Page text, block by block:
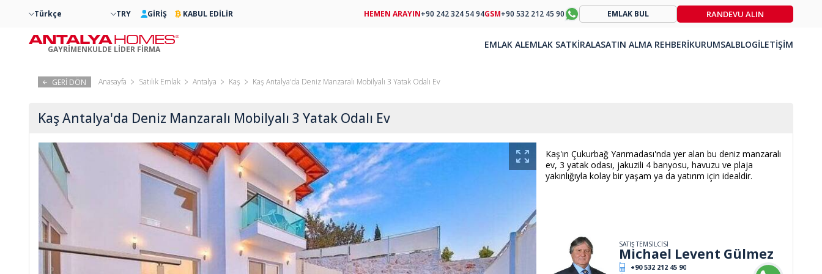
GERİ DÖN Anasayfa Satılık Emlak Antalya Kaş Kaş Antalya'da Deniz Manzaralı Mobilyalı 3 Yatak Odalı Ev
Kaş Antalya'da Deniz Manzaralı Mobilyalı 3 Yatak Odalı Ev
Kaş'ın Çukurbağ Yarımadası'nda yer alan bu deniz manzaralı
ev, 3 yatak odası, jakuzili 4 banyosu, havuzu ve plaja
yakınlığıyla kolay bir yaşam ya da yatırım için idealdir.
SATIŞ TEMSİLCİSİ
Michael Levent Gülmez
+90 532 212 45 90
Türkçe TRY GİRİŞ KABUL EDİLİR
GAYRİMENKULDE LİDER FİRMA
HEMEN ARAYIN+90 242 324 54 94GSM+90 532 212 45 90 EMLAK BUL RANDEVU ALIN
EMLAK ALEMLAK SATKİRALASATIN ALMA REHBERİKURUMSALBLOGİLETİŞİM